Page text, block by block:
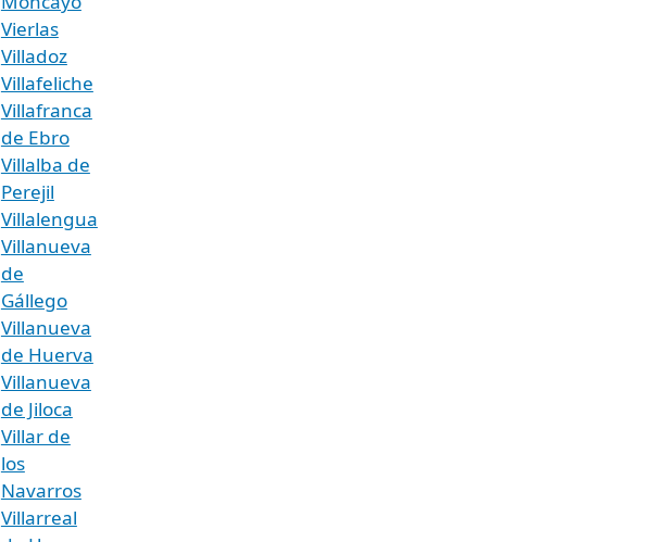
Vierlas
Villadoz
Villafeliche
Villafranca
de Ebro
Villalba de
Perejil
Villalengua
Villanueva
de
Gállego
Villanueva
de Huerva
Villanueva
de Jiloca
Villar de
los
Navarros
Villarreal